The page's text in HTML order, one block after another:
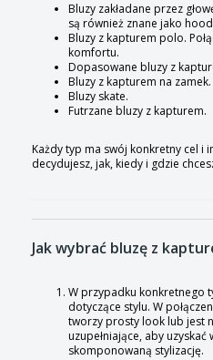
Bluzy zakładane przez
są również znane jako
Bluzy z kapturem polo.
komfortu.
Dopasowane bluzy z
Bluzy z kapturem na zamek.
Bluzy skate.
Futrzane bluzy z kapturem.
Każdy typ ma swój konkretny cel i
decydujesz, jak, kiedy i gdzie
Jak wybrać bluzę z
W przypadku konkretnego
dotyczące stylu. W
tworzy prosty look lub jest
uzupełniające, aby
skomponowaną stylizację.